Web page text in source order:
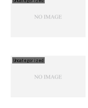
Uncategorized